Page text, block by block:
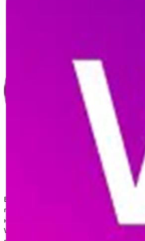
Вы можете приобрести нашу
продукцию не только на нашем сайте,
но и на ведущих маркетплейсах
Wildberries и Ozon. Воспользовавшись